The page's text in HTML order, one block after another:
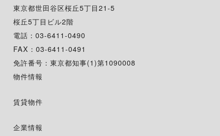
東京都世田谷区桜丘5丁目21-5
桜丘5丁目ビル2階
電話：03-6411-0490
FAX：03-6411-0491
免許番号：東京都知事(1)第1090008
物件情報
賃貸物件
企業情報